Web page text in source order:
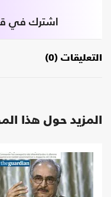
اشترك في
التعليقات (0)
المزيد حول هذا